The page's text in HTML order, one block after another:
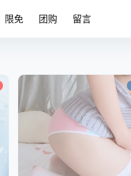
限免 团购 留言